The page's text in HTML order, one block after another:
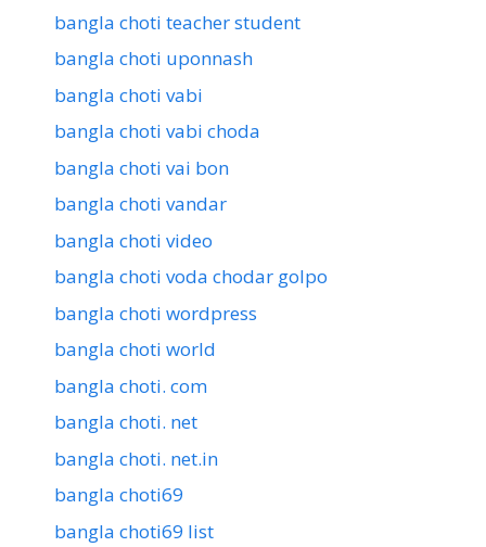
bangla choti teacher student
bangla choti uponnash
bangla choti vabi
bangla choti vabi choda
bangla choti vai bon
bangla choti vandar
bangla choti video
bangla choti voda chodar golpo
bangla choti wordpress
bangla choti world
bangla choti. com
bangla choti. net
bangla choti. net.in
bangla choti69
bangla choti69 list